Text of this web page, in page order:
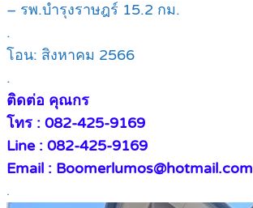
– รพ.บำรุงราษฎร์ 15.2 กม.
.
โอน: สิงหาคม 2566
.
ติดต่อ คุณกร
โทร : 082-425-9169
Line : 082-425-9169
Email : Boomerlumos@hotmail.com
.